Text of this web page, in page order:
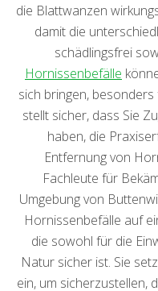
die Blattwanzen
damit die
schädlingsfrei
Hornissenbefälle
sich bringen,
stellt sicher, dass Sie
haben, die
Entfernung von
Fachleute für
Umgebung von
Hornissenbefälle auf
die sowohl für die
Natur sicher ist. Sie
ein, um sicherzustellen,